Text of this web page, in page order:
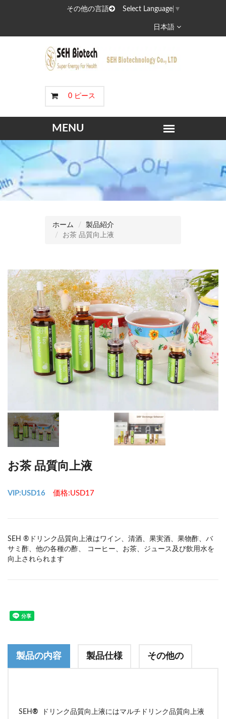
その他の言語 Select Language ▼
日本語
0 ピース
ホーム
製品紹介
お茶 品質向上液
お茶 品質向上液
VIP:USD16 価格:USD17
SEH ®ドリンク品質向上液はワイン、清酒、果実酒、果物酢、バ
サミ酢、他の各種の酢、 コーヒー、お茶、ジュース及び飲用水を
向上されられます
製品の内容 製品仕様 その他の
SEH ®
ドリンク品質向上液にはマルチドリンク品質向上液